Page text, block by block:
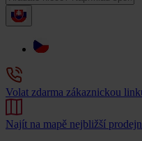
Volat zdarma zákaznickou
Najít na mapě nejbližší